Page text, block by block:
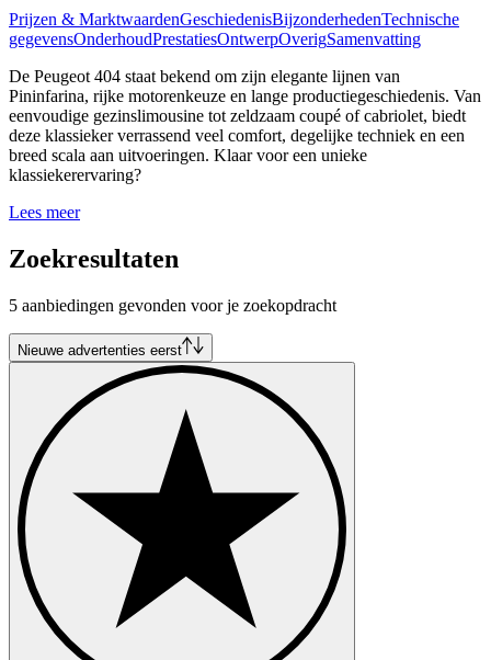
Prijzen & MarktwaardenGeschiedenisBijzonderhedenTechnische
gegevensOnderhoudPrestatiesOntwerpOverigSamenvatting
De Peugeot 404 staat bekend om zijn elegante lijnen van
Pininfarina, rijke motorenkeuze en lange productiegeschiedenis. Van
eenvoudige gezinslimousine tot zeldzaam coupé of cabriolet, biedt
deze klassieker verrassend veel comfort, degelijke techniek en een
breed scala aan uitvoeringen. Klaar voor een unieke
klassiekerervaring?
Lees meer
Zoekresultaten
5 aanbiedingen gevonden voor je zoekopdracht
Nieuwe advertenties eerst